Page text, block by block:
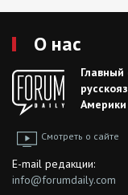
О нас
Главный
Америки
Смотреть о сайте
E-mail редакции:
info@forumdaily.com